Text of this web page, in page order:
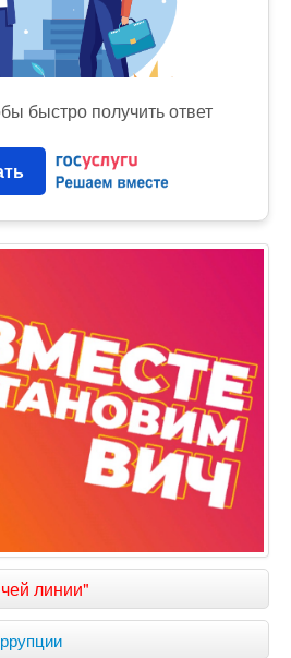
быстро получить ответ
линии"